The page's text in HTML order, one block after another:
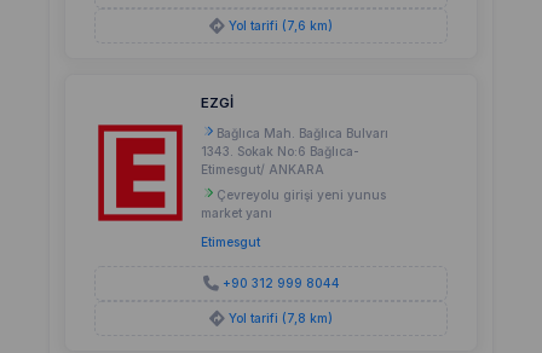
Yol tarifi (7,6 km)
EZGİ
Bağlıca Mah. Bağlıca Bulvarı
1343. Sokak No:6 Bağlıca-
Etimesgut/ ANKARA
Çevreyolu girişi yeni yunus
market yanı
Etimesgut
+90 312 999 8044
Yol tarifi (7,8 km)